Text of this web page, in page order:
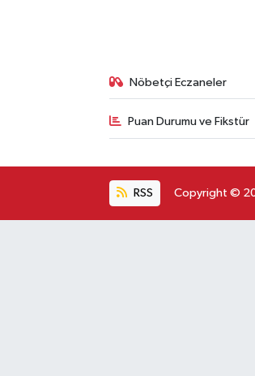
Nöbetçi Eczaneler
Puan Durumu ve Fikstür
RSS Copyright ©